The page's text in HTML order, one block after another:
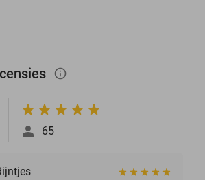
info_outlined
65